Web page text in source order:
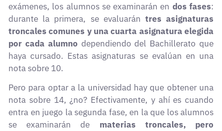
exámenes, los alumnos se examinarán en dos fases:
durante la primera, se evaluarán tres asignaturas
troncales comunes y una cuarta asignatura elegida
por cada alumno dependiendo del Bachillerato que
haya cursado. Estas asignaturas se evalúan en una
nota sobre 10.
Pero para optar a la universidad hay que obtener una
nota sobre 14, ¿no? Efectivamente, y ahí es cuando
entra en juego la segunda fase, en la que los alumnos
se examinarán de materias troncales, pero